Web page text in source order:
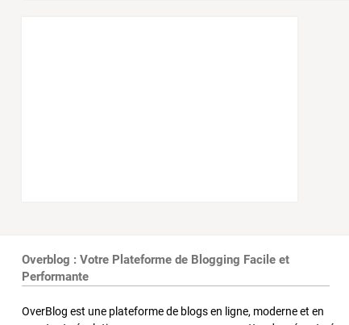
Overblog : Votre Plateforme de Blogging Facile et
Performante
OverBlog est une plateforme de blogs en ligne, moderne et en